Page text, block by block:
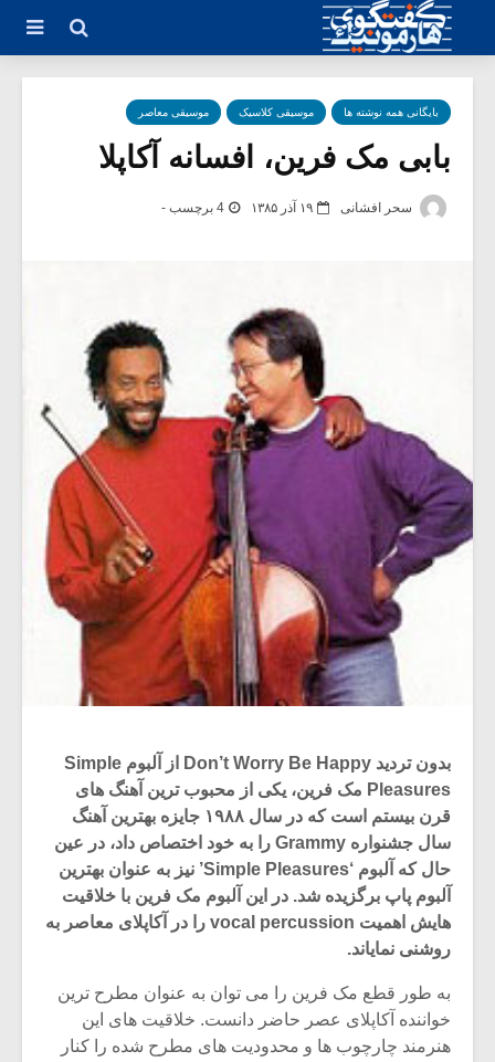
بایگانی همه نوشته ها موسیقی کلاسیک موسیقی معاصر
بابی مک فرین، افسانه آکاپلا
سحر افشانی ۱۹ آذر ۱۳۸۵ 4 برچسب -
بدون تردید Don’t Worry Be Happy از آلبوم Simple
Pleasures مک فرین، یکی از محبوب ترین آهنگ های
قرن بیستم است که در سال ۱۹۸۸ جایزه بهترین آهنگ
سال جشنواره Grammy را به خود اختصاص داد، در عین
حال که آلبوم ‘Simple Pleasures’ نیز به عنوان بهترین
آلبوم پاپ برگزیده شد. در این آلبوم مک فرین با خلاقیت
هایش اهمیت vocal percussion را در آکاپلای معاصر به
روشنی نمایاند.
به طور قطع مک فرین را می توان به عنوان مطرح ترین
خواننده آکاپلای عصر حاضر دانست. خلاقیت های این
هنرمند چارچوب ها و محدودیت های مطرح شده را کنار